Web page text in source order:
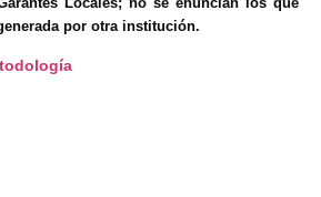
por otra institución.